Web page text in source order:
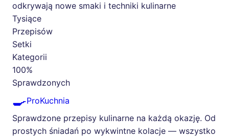
odkrywają nowe smaki i techniki kulinarne
Tysiące
Przepisów
Setki
Kategorii
100%
Sprawdzonych
🍳ProKuchnia
Sprawdzone przepisy kulinarne na każdą okazję. Od
prostych śniadań po wykwintne kolacje — wszystko